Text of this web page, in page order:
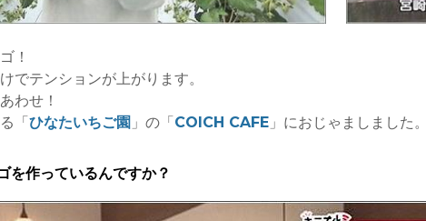
！
でテンションが上がります。
わせ！
「 ひなたいちご園 」の「 COICH CAFE 」におじゃましました
を作っているんですか？